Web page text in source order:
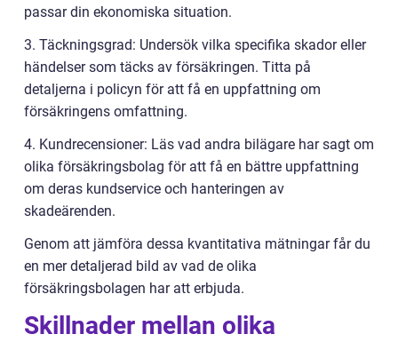
passar din ekonomiska situation.
3. Täckningsgrad: Undersök vilka specifika skador eller
händelser som täcks av försäkringen. Titta på
detaljerna i policyn för att få en uppfattning om
försäkringens omfattning.
4. Kundrecensioner: Läs vad andra bilägare har sagt om
olika försäkringsbolag för att få en bättre uppfattning
om deras kundservice och hanteringen av
skadeärenden.
Genom att jämföra dessa kvantitativa mätningar får du
en mer detaljerad bild av vad de olika
försäkringsbolagen har att erbjuda.
Skillnader mellan olika